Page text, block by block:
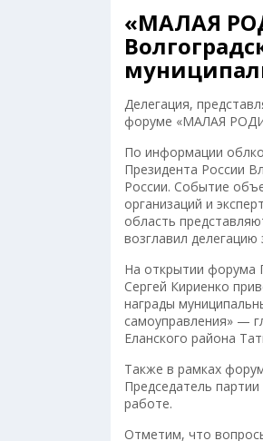
«МАЛАЯ
Делегация,
форуме «МАЛАЯ
По информации
Президента России
России. Событие
организаций и
область
возглавил
На открытии форума
Сергей Кириенко
награды
самоуправления» —
Еланского района
Также в рамках
Председатель
работе.
Отметим, что